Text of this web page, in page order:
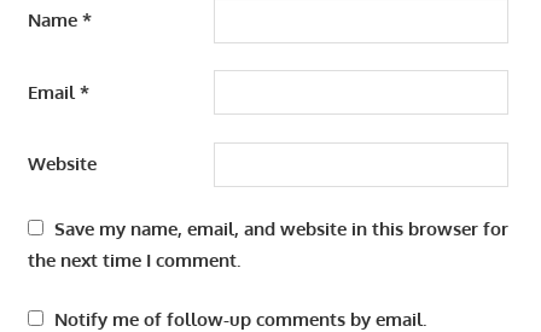
Name *
Email *
Website
Save my name, email, and website in this browser for
the next time I comment.
Notify me of follow-up comments by email.